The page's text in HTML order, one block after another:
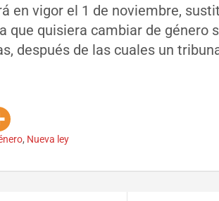
en vigor el 1 de noviembre,
que quisiera cambiar de género
después de las cuales un
, Nueva ley